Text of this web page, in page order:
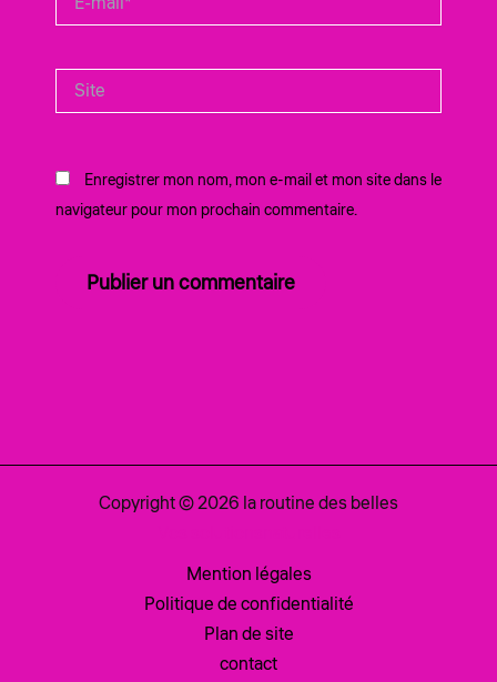
mail*
Site
Enregistrer mon nom, mon e-mail et mon site dans le
navigateur pour mon prochain commentaire.
Copyright © 2026 la routine des belles
Mention légales
Politique de confidentialité
Plan de site
contact